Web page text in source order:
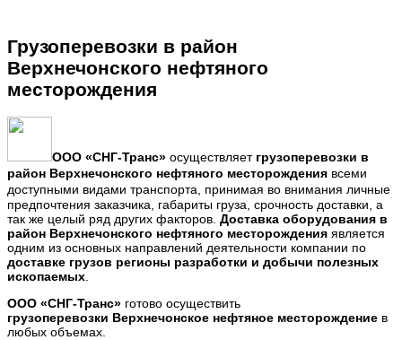
Грузоперевозки в район
Верхнечонского нефтяного
месторождения
ООО «СНГ-Транс» осуществляет грузоперевозки в
район Верхнечонского нефтяного месторождения всеми
доступными видами транспорта, принимая во внимания личные
предпочтения заказчика, габариты груза, срочность доставки, а
так же целый ряд других факторов. Доставка оборудования в
район Верхнечонского нефтяного месторождения является
одним из основных направлений деятельности компании по
доставке грузов регионы разработки и добычи полезных
ископаемых
ООО «СНГ-Транс» готово осуществить
грузоперевозки Верхнечонское нефтяное месторождение в
любых объемах.